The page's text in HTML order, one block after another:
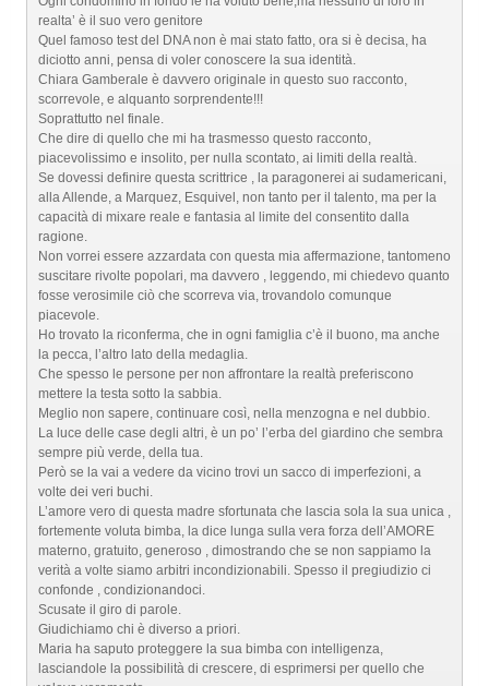
realta’ è il suo vero genitore
Quel famoso test del DNA non è mai stato fatto, ora si è decisa, ha
diciotto anni, pensa di voler conoscere la sua identità.
Chiara Gamberale è davvero originale in questo suo racconto,
scorrevole, e alquanto sorprendente!!!
Soprattutto nel finale.
Che dire di quello che mi ha trasmesso questo racconto,
piacevolissimo e insolito, per nulla scontato, ai limiti della realtà.
Se dovessi definire questa scrittrice , la paragonerei ai sudamericani,
alla Allende, a Marquez, Esquivel, non tanto per il talento, ma per la
capacità di mixare reale e fantasia al limite del consentito dalla
ragione.
Non vorrei essere azzardata con questa mia affermazione, tantomeno
suscitare rivolte popolari, ma davvero , leggendo, mi chiedevo quanto
fosse verosimile ciò che scorreva via, trovandolo comunque
piacevole.
Ho trovato la riconferma, che in ogni famiglia c’è il buono, ma anche
la pecca, l’altro lato della medaglia.
Che spesso le persone per non affrontare la realtà preferiscono
mettere la testa sotto la sabbia.
Meglio non sapere, continuare così, nella menzogna e nel dubbio.
La luce delle case degli altri, è un po’ l’erba del giardino che sembra
sempre più verde, della tua.
Però se la vai a vedere da vicino trovi un sacco di imperfezioni, a
volte dei veri buchi.
L’amore vero di questa madre sfortunata che lascia sola la sua unica ,
fortemente voluta bimba, la dice lunga sulla vera forza dell’AMORE
materno, gratuito, generoso , dimostrando che se non sappiamo la
verità a volte siamo arbitri incondizionabili. Spesso il pregiudizio ci
confonde , condizionandoci.
Scusate il giro di parole.
Giudichiamo chi è diverso a priori.
Maria ha saputo proteggere la sua bimba con intelligenza,
lasciandole la possibilità di crescere, di esprimersi per quello che